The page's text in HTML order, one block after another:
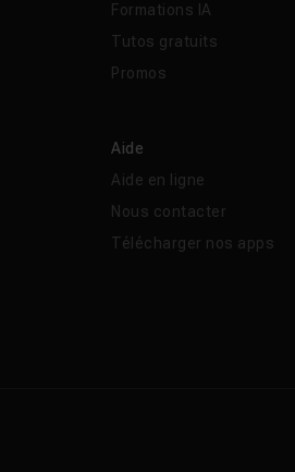
Formations IA
Tutos gratuits
Promos
Aide
Aide en ligne
Nous contacter
Télécharger nos apps